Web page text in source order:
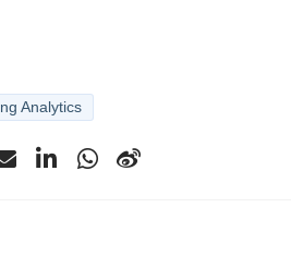
Analytics